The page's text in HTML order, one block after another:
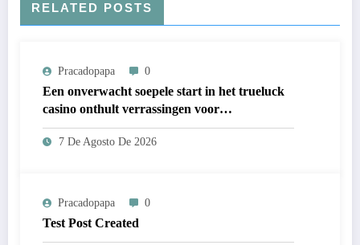
RELATED POSTS
Pracadopapa 0
Een onverwacht soepele start in het trueluck
casino onthult verrassingen voor
nieuwkomers
7 De Agosto De 2026
Pracadopapa 0
Test Post Created